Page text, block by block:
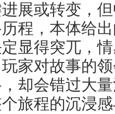
展或转变，
程，本体给
显得突兀，
家对故事的
却会错过大
旅程的沉浸